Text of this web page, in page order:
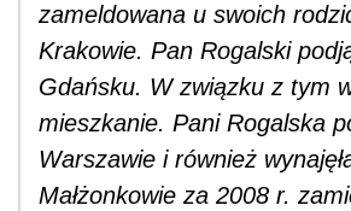
zameldowana u swoich
Krakowie. Pan Rogalski
Gdańsku. W związku z tym
mieszkanie. Pani Rogalska
Warszawie i również
Małżonkowie za 2008 r.